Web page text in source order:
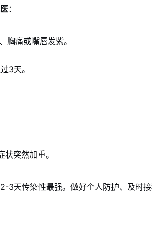
：
胸痛或嘴唇发紫。
3天。
突然加重。
天传染性最强。做好个人防护、及时